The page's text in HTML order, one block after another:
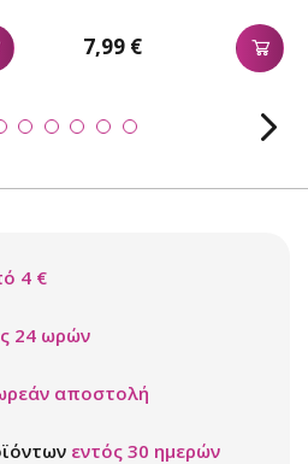
7,99 €
4 €
24 ωρών
αποστολή
εντός 30 ημερών